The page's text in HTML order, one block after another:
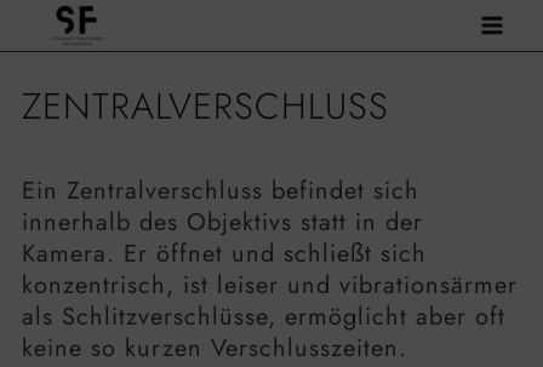
Inhalt
ZENTRALVERSCHLUSS
Ein Zentralverschluss befindet sich
innerhalb des Objektivs statt in der
Kamera. Er öffnet und schließt sich
konzentrisch, ist leiser und vibrationsärmer
als Schlitzverschlüsse, ermöglicht aber oft
keine so kurzen Verschlusszeiten.